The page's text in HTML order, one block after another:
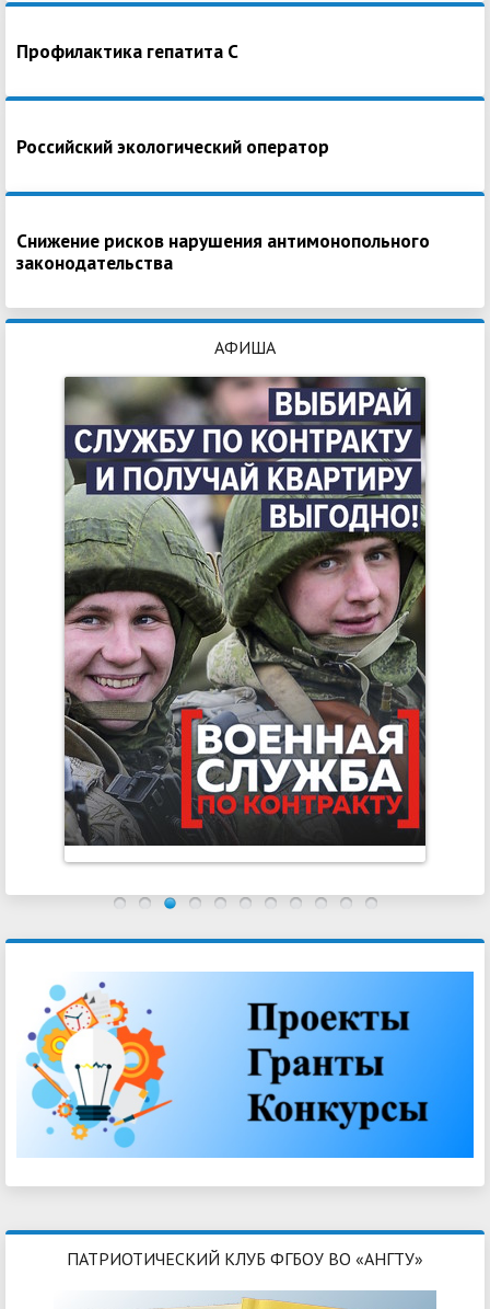
Профилактика гепатита С
Российский экологический оператор
Снижение рисков нарушения антимонопольного
законодательства
АФИША
ПАТРИОТИЧЕСКИЙ КЛУБ ФГБОУ ВО «АНГТУ»